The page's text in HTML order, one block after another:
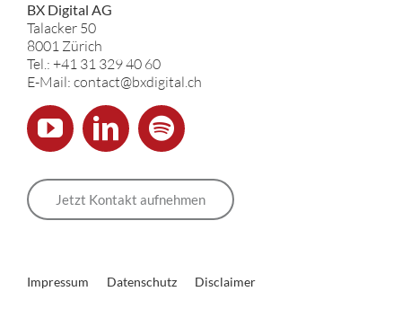
BX Digital AG
Talacker 50
8001 Zürich
Tel.: +41 31 329 40 60
E-Mail: contact@bxdigital.ch
Jetzt Kontakt aufnehmen
Impressum Datenschutz Disclaimer